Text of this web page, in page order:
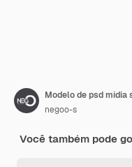
negoo-s
Você também pode